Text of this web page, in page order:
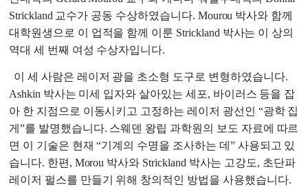
Strickland 교수가 공동 수상하였습니다. Mourou 박사와 함께
대학원생으로 이 업적을 함께 이룬 Strickland 박사는 이 상의
역대 세 번째 여성 수상자입니다.
이 세 사람은 레이저 광을 초소형 도구로 변형하였습니다.
Ashkin 박사는 미세 입자와 살아있는 세포, 바이러스 등을 잡
아 한 지점으로 이동시키고 고정하는 레이저 광선인 “광학 집
게”를 발명했습니다. 스웨덴 왕립 과학원의 보도 자료에 따르
면 이 기술은 현재 “기계의 수명을 조사하는 데” 사용되고 있
습니다. 한편, Morou 박사와 Strickland 박사는 고강도, 초단파
레이저 펄스를 만들기 위해 창의적인 방법을 사용했습니다.